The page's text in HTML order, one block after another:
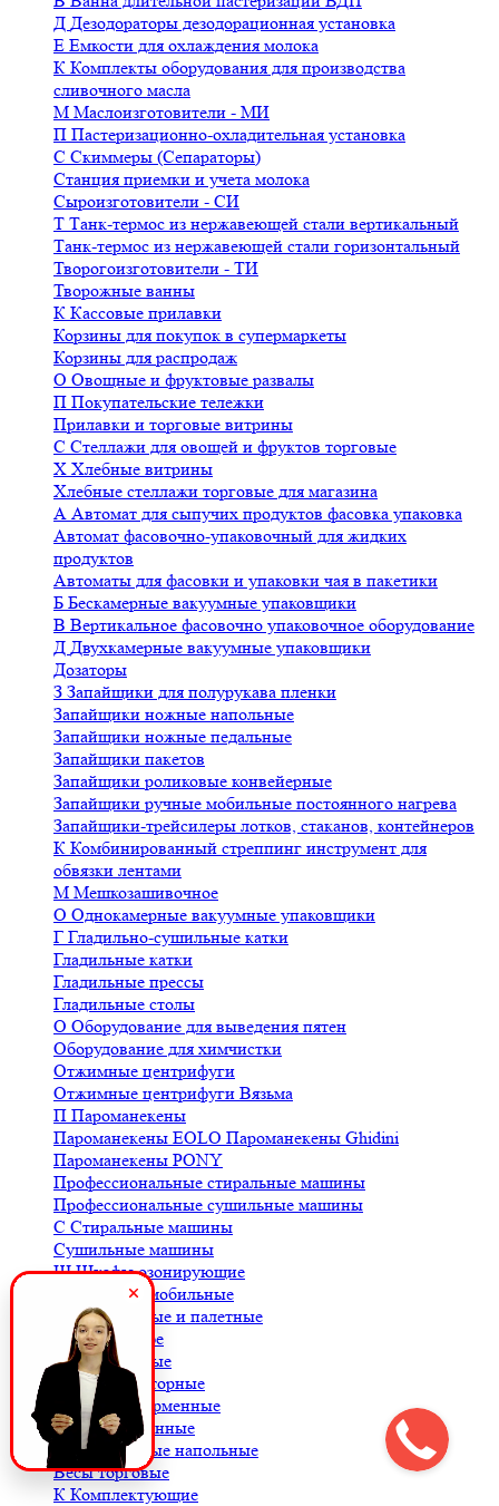
Д Дезодораторы дезодорационная установка
Е Емкости для охлаждения молока
К Комплекты оборудования для производства
сливочного масла
М Маслоизготовители - МИ
П Пастеризационно-охладительная установка
С Скиммеры (Сепараторы)
Станция приемки и учета молока
Сыроизготовители - СИ
Т Танк-термос из нержавеющей стали вертикальный
Танк-термос из нержавеющей стали горизонтальный
Творогоизготовители - ТИ
Творожные ванны
К Кассовые прилавки
Корзины для покупок в супермаркеты
Корзины для распродаж
О Овощные и фруктовые развалы
П Покупательские тележки
Прилавки и торговые витрины
С Стеллажи для овощей и фруктов торговые
Х Хлебные витрины
Хлебные стеллажи торговые для магазина
А Автомат для сыпучих продуктов фасовка упаковка
Автомат фасовочно-упаковочный для жидких
продуктов
Автоматы для фасовки и упаковки чая в пакетики
Б Бескамерные вакуумные упаковщики
В Вертикальное фасовочно упаковочное оборудование
Д Двухкамерные вакуумные упаковщики
Дозаторы
З Запайщики для полурукава пленки
Запайщики ножные напольные
Запайщики ножные педальные
Запайщики пакетов
Запайщики роликовые конвейерные
Запайщики ручные мобильные постоянного нагрева
Запайщики-трейсилеры лотков, стаканов, контейнеров
К Комбинированный стреппинг инструмент для
обвязки лентами
М Мешкозашивочное
О Однокамерные вакуумные упаковщики
Г Гладильно-сушильные катки
Гладильные катки
Гладильные прессы
Гладильные столы
О Оборудование для выведения пятен
Оборудование для химчистки
Отжимные центрифуги
Отжимные центрифуги Вязьма
П Пароманекены
Пароманекены EOLO Пароманекены Ghidini
Пароманекены PONY
Профессиональные стиральные машины
Профессиональные сушильные машины
С Стиральные машины
Сушильные машины
ШШкафы озонирующие
Весы автомобильные
Весы балочные и палетные
Весы для кофе
Весы крановые
Весы лабораторные
Весы платформенные
Весы порционные
Весы товарные напольные
Весы торговые
К Комплектующие